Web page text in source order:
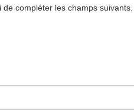
compléter les champs suivants.